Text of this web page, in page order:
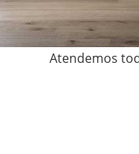
Atendemos